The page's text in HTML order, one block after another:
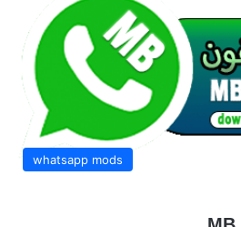
whatsapp mods